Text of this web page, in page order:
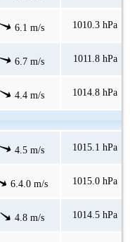
6.1 m/s 1010.3 hPa
6.7 m/s 1011.8 hPa
4.4 m/s 1014.8 hPa
4.5 m/s 1015.1 hPa
6.4.0 m/s 1015.0 hPa
4.8 m/s 1014.5 hPa